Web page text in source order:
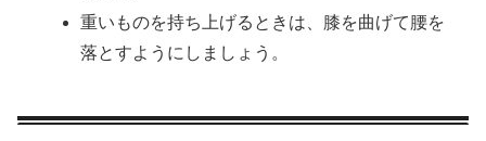
重いものを持ち上げるときは、膝を曲げて腰を
落とすようにしましょう。